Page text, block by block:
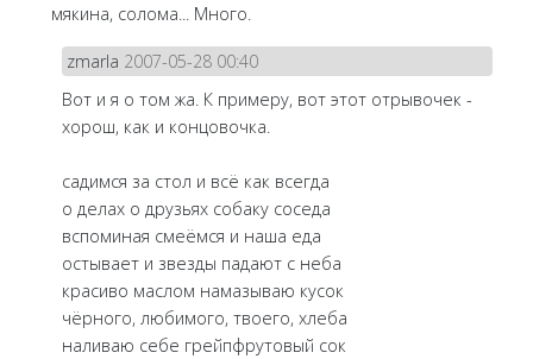
мякина, солома... Много.
zmarla 2007-05-28 00:40
Вот и я о том жа. К примеру, вот этот отрывочек -
хорош, как и концовочка.
садимся за стол и всё как всегда
о делах о друзьях собаку соседа
вспоминая смеёмся и наша еда
остывает и звезды падают с неба
красиво маслом намазываю кусок
чёрного, любимого, твоего, хлеба
наливаю себе грейпфрутовый сок